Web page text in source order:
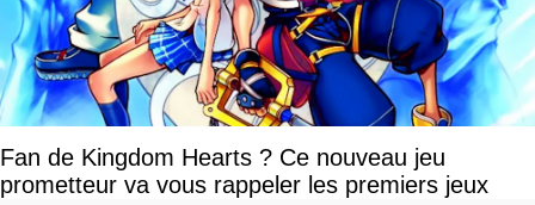
Fan de Kingdom Hearts ? Ce nouveau jeu
prometteur va vous rappeler les premiers jeux